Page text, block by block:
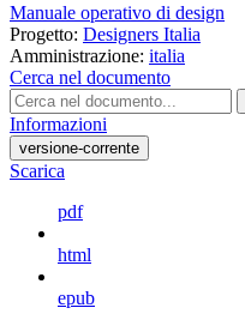
Manuale operativo di design
Progetto: Designers Italia
Amministrazione: italia
Cerca nel documento
Informazioni
versione-corrente
Scarica
pdf
html
epub